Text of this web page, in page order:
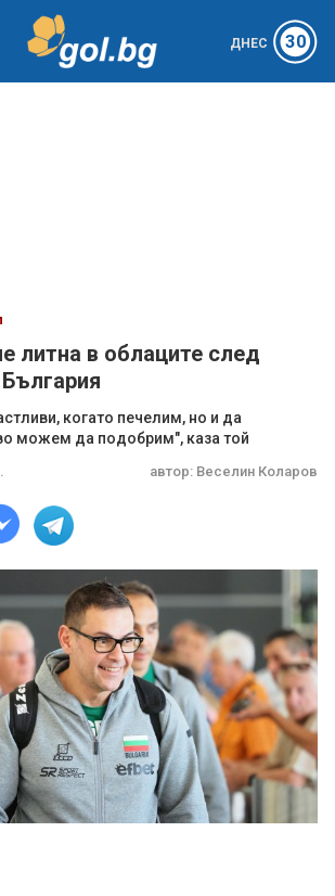
ДНЕС 30
литна в облаците след
когато печелим, но и да
можем да подобрим", каза той
автор: Веселин Коларов